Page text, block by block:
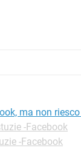
ma non
-Facebook
-Facebook